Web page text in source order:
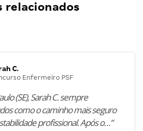
relacionados
C.
Enfermeiro PSF
(SE), Sarah C. sempre
como o caminho mais seguro
profissional. Após o…”